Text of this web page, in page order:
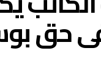
حق